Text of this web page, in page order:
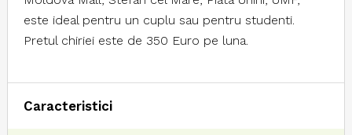
este ideal pentru un cuplu sau pentru studenti.
Pretul chiriei este de 350 Euro pe luna.
Caracteristici